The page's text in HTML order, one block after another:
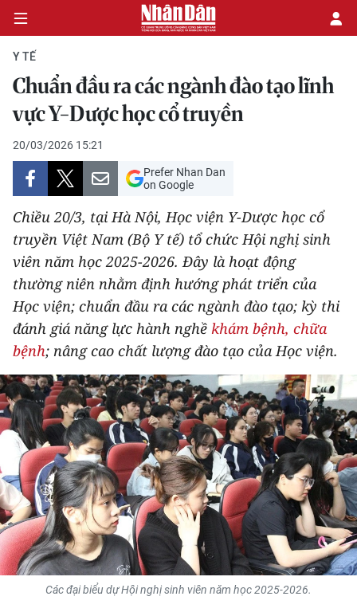
CHÍNH TRỊ
KINH TẾ
VĂN HÓA
XÃ HỘI
PHÁP LUẬT
DU LỊCH
THẾ GIỚI
THỂ THAO
GIÁO DỤC
Y TẾ
KHOA HỌC - CÔNG NGHỆ
MÔI TRƯỜNG
BẠN ĐỌC
Y TẾ
Chuẩn đầu ra các ngành đào tạo lĩnh
vực Y-Dược học cổ truyền
20/03/2026 15:21
Prefer Nhan Dan
on Google
Chiều 20/3, tại Hà Nội, Học viện Y-Dược học cổ
truyền Việt Nam (Bộ Y tế) tổ chức Hội nghị sinh
viên năm học 2025-2026. Đây là hoạt động
thường niên nhằm định hướng phát triển của
Học viện; chuẩn đầu ra các ngành đào tạo; kỳ thi
đánh giá năng lực hành nghề khám bệnh, chữa
bệnh; nâng cao chất lượng đào tạo của Học viện.
Các đại biểu dự Hội nghị sinh viên năm học 2025-2026.